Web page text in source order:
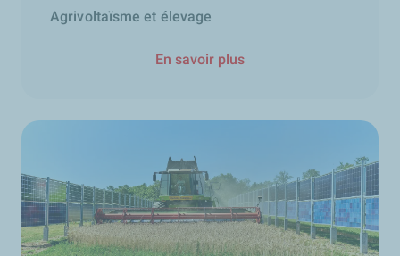
Agrivoltaïsme et élevage
En savoir plus